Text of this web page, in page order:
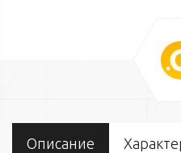
Описание